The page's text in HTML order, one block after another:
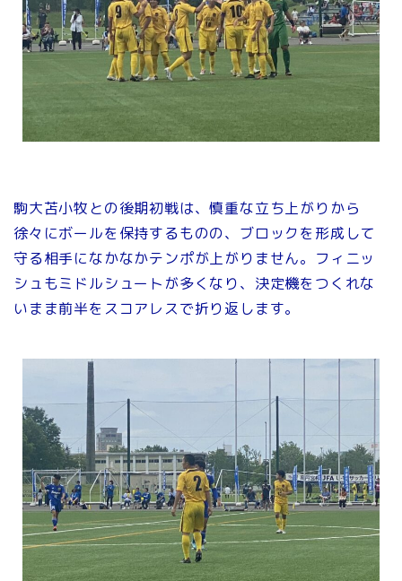
駒大苫小牧との後期初戦は、慎重な立ち上がりから
徐々にボールを保持するものの、ブロックを形成して
守る相手になかなかテンポが上がりません。フィニッ
シュもミドルシュートが多くなり、決定機をつくれな
いまま前半をスコアレスで折り返します。